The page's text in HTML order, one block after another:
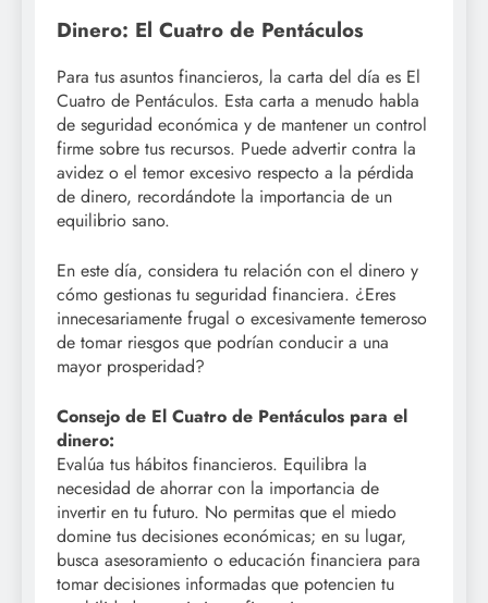
Dinero: El Cuatro de Pentáculos
Para tus asuntos financieros, la carta del día es El
Cuatro de Pentáculos. Esta carta a menudo habla
de seguridad económica y de mantener un control
firme sobre tus recursos. Puede advertir contra la
avidez o el temor excesivo respecto a la pérdida
de dinero, recordándote la importancia de un
equilibrio sano.
En este día, considera tu relación con el dinero y
cómo gestionas tu seguridad financiera. ¿Eres
innecesariamente frugal o excesivamente temeroso
de tomar riesgos que podrían conducir a una
mayor prosperidad?
Consejo de El Cuatro de Pentáculos para el
dinero:
Evalúa tus hábitos financieros. Equilibra la
necesidad de ahorrar con la importancia de
invertir en tu futuro. No permitas que el miedo
domine tus decisiones económicas; en su lugar,
busca asesoramiento o educación financiera para
tomar decisiones informadas que potencien tu